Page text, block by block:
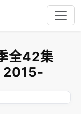
全42集
2015-